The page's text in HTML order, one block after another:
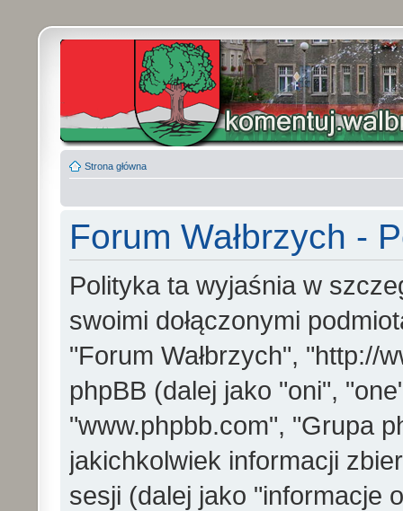
Strona główna
Forum Wałbrzych -
Polityka ta wyjaśnia w
swoimi dołączonymi
"Forum Wałbrzych", "http://
phpBB (dalej jako "oni",
"www.phpbb.com", "Grupa
jakichkolwiek informacji
sesji (dalej jako "informacje